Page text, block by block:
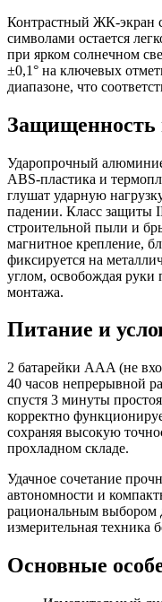
Контрастный ЖК-экран
символами остается
при ярком солнечном
±0,1° на ключевых
диапазоне, что
Защищенность
Ударопрочный
ABS-пластика и
глушат ударную
падении. Класс защиты
строительной пыли и
магнитное крепление,
фиксируется на
углом, освобождая руки
монтажа.
Питание и
2 батарейки AAA (не
40 часов непрерывной
спустя 3 минуты
корректно
сохраняя высокую
прохладном складе.
Удачное сочетание
автономности и
рациональным выбором
измерительная техника
Основные